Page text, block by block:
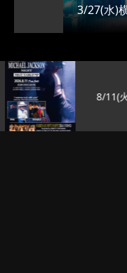
3/27(水)
8/11(